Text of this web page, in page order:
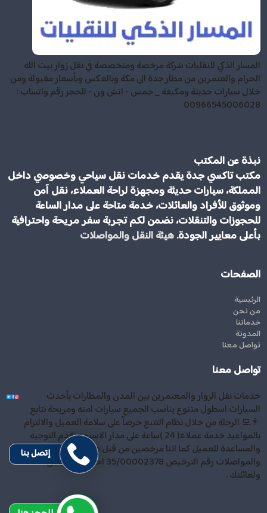
المسار الذكي للنقليات شركة مرخصة ومتخصصة في نقل زوار بيت الله
الحرام والعتمرين من مطار جدة الى مكة وبالعكس وبأسعار مقبولة ومن
خلال سيارات حديثة ومكيفة _ جمس - اتش ون - للحجز رقم واتساب :
00966545006028
نبذة عن المكتب
مكتب تاكسي جدة يقدم خدمات نقل سياحي وخصوصي داخل
المملكة، سيارات حديثة ومجهزة لراحة العملاء، نقل آمن
وموثوق للأفراد والعائلات، خدمة متاحة على مدار الساعة
للحجوزات والتنقلات، نضمن لكم تجربة سفر مريحة واحترافية
بأعلى معايير الجودة.هيئة النقل والمواصلات
الصفحات
الرئيسية
من نحن
خدماتنا
المدونة
تواصل معنا
تواصل معنا
خدمات نقل الزوار والمعتمرين بين المدن والمطارات بأحدث
السيارات اسطول متنوع يناسب الجميع سيارات امنه ومريحة نتابع
👨‍💻 الرحلة من خلال نظام التتبع حرصاً على سلامة العميل والالتزام
بالمواعيد خدمة عملاء( 24 )ساعة على مدار الاسبوع نقدم التوجيه
والمساعدة للعميل كما اننا مرخصين من قبل هيئة النقل
والمواصلات رقم الترخيص 35/00002378 احجز معنا . أمان لك
ولعائلتك .
إتصل بنا